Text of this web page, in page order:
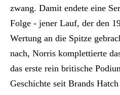
zwang. Damit endete eine
Folge - jener Lauf, der den
Wertung an die Spitze
nach, Norris komplettierte
das erste rein britische
Geschichte seit Brands